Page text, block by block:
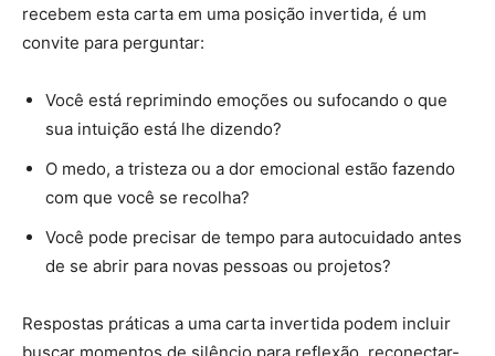
recebem esta carta em uma posição invertida, é um
convite para perguntar:
Você está reprimindo emoções ou sufocando o que
sua intuição está lhe dizendo?
O medo, a tristeza ou a dor emocional estão fazendo
com que você se recolha?
Você pode precisar de tempo para autocuidado antes
de se abrir para novas pessoas ou projetos?
Respostas práticas a uma carta invertida podem incluir